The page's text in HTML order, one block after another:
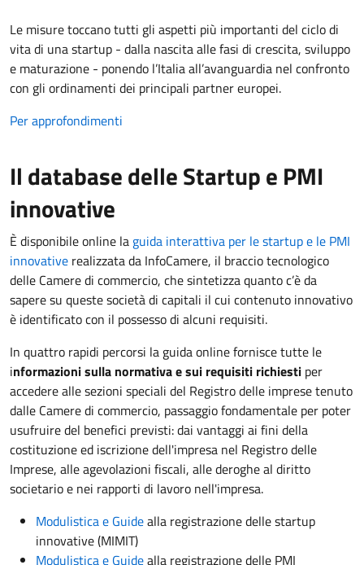
Le misure toccano tutti gli aspetti più importanti del ciclo di
vita di una startup - dalla nascita alle fasi di crescita, sviluppo
e maturazione - ponendo l’Italia all’avanguardia nel confronto
con gli ordinamenti dei principali partner europei.
Per approfondimenti
Il database delle Startup e PMI
innovative
È disponibile online la guida interattiva per le startup e le PMI
innovative realizzata da InfoCamere, il braccio tecnologico
delle Camere di commercio, che sintetizza quanto c’è da
sapere su queste società di capitali il cui contenuto innovativo
è identificato con il possesso di alcuni requisiti.
In quattro rapidi percorsi la guida online fornisce tutte le
informazioni sulla normativa e sui requisiti richiesti per
accedere alle sezioni speciali del Registro delle imprese tenuto
dalle Camere di commercio, passaggio fondamentale per poter
usufruire del benefici previsti: dai vantaggi ai fini della
costituzione ed iscrizione dell'impresa nel Registro delle
Imprese, alle agevolazioni fiscali, alle deroghe al diritto
societario e nei rapporti di lavoro nell'impresa.
Modulistica e Guidealla registrazione delle startup
innovative (MIMIT)
Modulistica e Guidealla registrazione delle PMI